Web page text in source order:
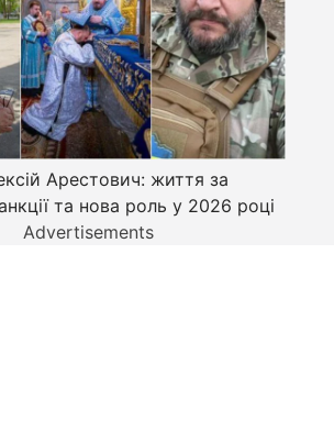
Арестович: життя за
та нова роль у 2026 році
Advertisements